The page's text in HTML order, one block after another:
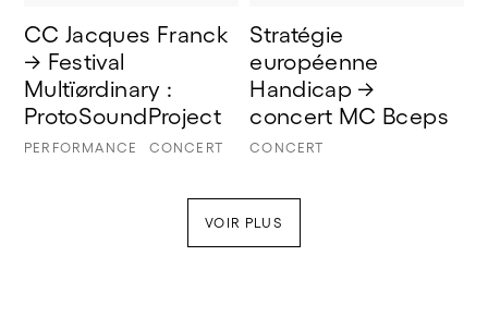
CC Jacques Franck
→ Festival
Multïørdinary :
ProtoSoundProject
PERFORMANCE CONCERT
Stratégie
européenne
Handicap →
concert MC Bceps
CONCERT
VOIR PLUS